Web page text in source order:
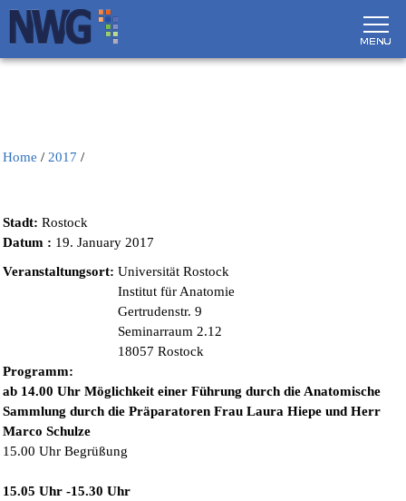
Skip to main content
Home / 2017 /
Stadt: Rostock
Datum : 19. January 2017
Veranstaltungsort: Universität Rostock
Institut für Anatomie
Gertrudenstr. 9
Seminarraum 2.12
18057 Rostock
Programm:
ab 14.00 Uhr Möglichkeit einer Führung durch die Anatomische
Sammlung durch die Präparatoren Frau Laura Hiepe und Herr
Marco Schulze
15.00 Uhr Begrüßung
15.05 Uhr -15.30 Uhr